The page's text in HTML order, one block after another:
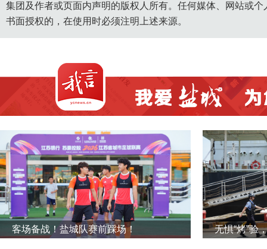
集团及作者或页面内声明的版权人所有。任何媒体、网站或
书面授权的，在使用时必须注明上述来源。
客场备战！盐城队赛前踩场！ 无惧“烤”验